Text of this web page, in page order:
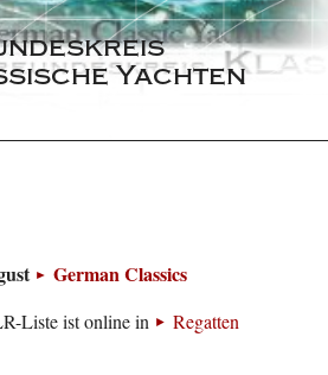
Yachten
German Classics
Liste ist online in
Regatten